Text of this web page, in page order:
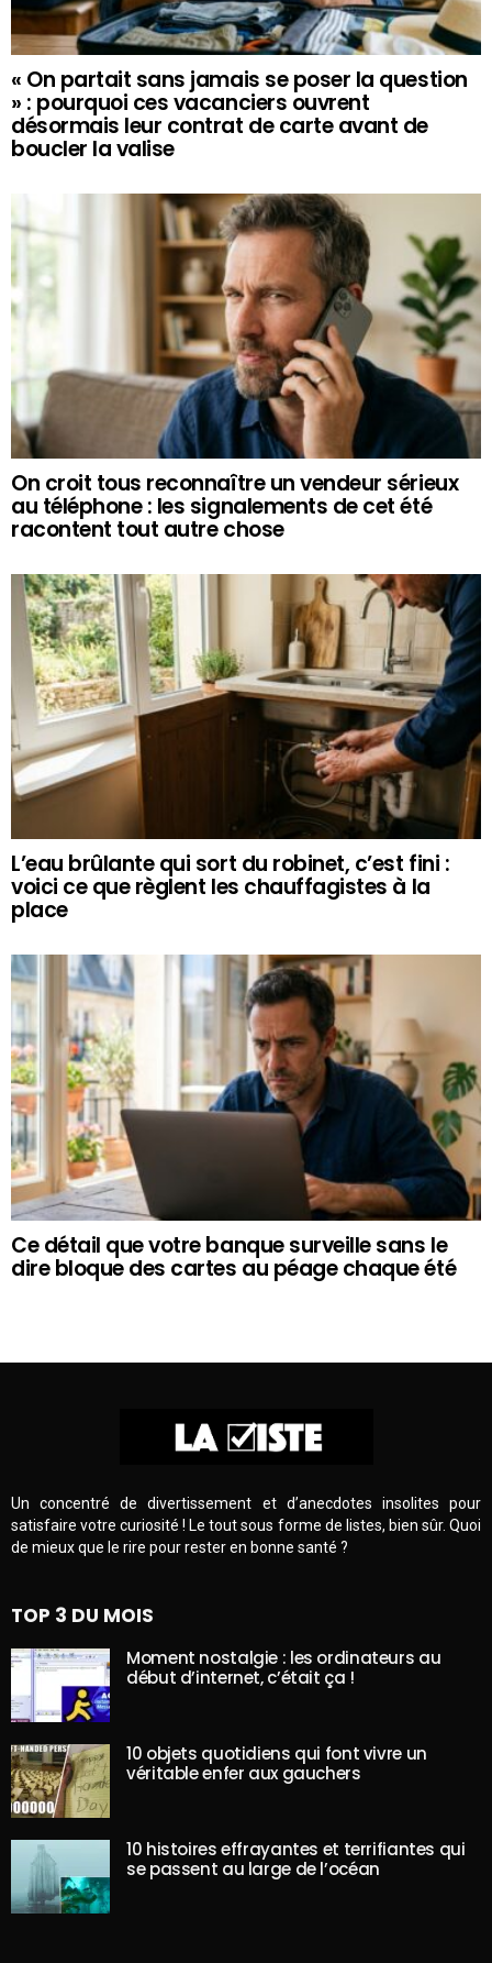
« On partait sans jamais se poser la question
» : pourquoi ces vacanciers ouvrent
désormais leur contrat de carte avant de
boucler la valise
On croit tous reconnaître un vendeur sérieux
au téléphone : les signalements de cet été
racontent tout autre chose
L’eau brûlante qui sort du robinet, c’est fini :
voici ce que règlent les chauffagistes à la
place
Ce détail que votre banque surveille sans le
dire bloque des cartes au péage chaque été
Un concentré de divertissement et d’anecdotes insolites pour
satisfaire votre curiosité ! Le tout sous forme de listes, bien sûr. Quoi
de mieux que le rire pour rester en bonne santé ?
TOP 3 DU MOIS
Moment nostalgie : les ordinateurs au
début d’internet, c’était ça !
10 objets quotidiens qui font vivre un
véritable enfer aux gauchers
10 histoires effrayantes et terrifiantes qui
se passent au large de l’océan